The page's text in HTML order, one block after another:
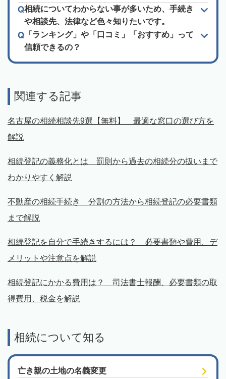
相続についてわからない事が多いため、手続き
や相談先、法律など色々知りたいです。
「ランキング」や「口コミ」「おすすめ」って
信頼できるの？
関連する記事
名古屋の相続相談先9選【無料】 最適な窓口の選び方を
解説
相続登記の義務化とは 罰則から過去の相続分の扱いまで
わかりやすく解説
不動産の相続手続き 分割の方法から相続登記の必要書類
まで解説
相続登記を自分で手続きするには？ 必要書類や費用、デ
メリットや注意点を解説
相続登記にかかる費用は？ 司法書士報酬、必要書類の取
得費用、税金を解説
相続について知る
亡き親の土地の名義変更